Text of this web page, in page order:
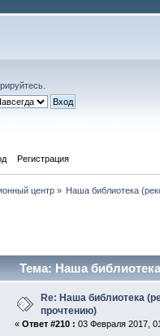
Регистрация
центр» Наша библиотека
Тема: Наша
Re: Наша библиотека
прочтению)
« Ответ #210 : 03 Февраля 2017,